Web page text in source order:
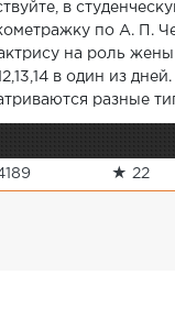
в
по А. П.
на роль
в один из дней.
разные
★ 22